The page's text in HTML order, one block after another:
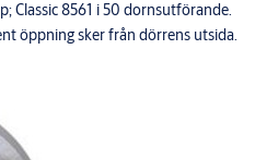
Classic 8561 i 50 dornsutförande.
öppning sker från dörrens utsida.